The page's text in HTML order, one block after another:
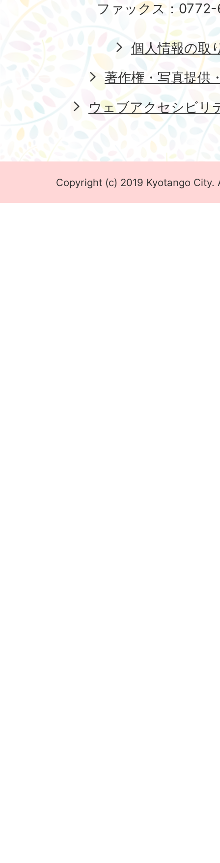
ファックス：
個人情報の取
著作権・写真提供
ウェブアクセシビリ
Copyright (c) 2019 Kyotango City.